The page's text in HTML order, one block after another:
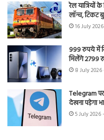
रेल यात्रियों
लॉन्च, टिकट
16 July
999 रुपये में
मिलेंगे 2799
8 July 2026
Telegram
देखना पड़ेगा
5 July 2026